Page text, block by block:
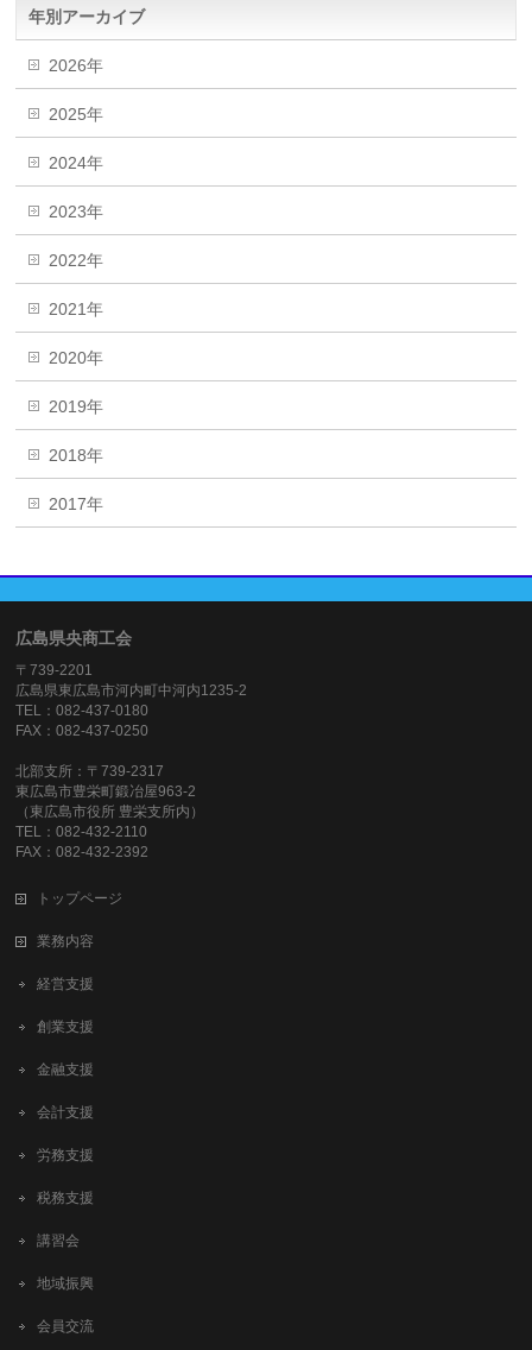
年別アーカイブ
2026年
2025年
2024年
2023年
2022年
2021年
2020年
2019年
2018年
2017年
広島県央商工会
〒739-2201
広島県東広島市河内町中河内1235-2
TEL：082-437-0180
FAX：082-437-0250
北部支所：〒739-2317
東広島市豊栄町鍛冶屋963-2
（東広島市役所 豊栄支所内）
TEL：082-432-2110
FAX：082-432-2392
トップページ
業務内容
経営支援
創業支援
金融支援
会計支援
労務支援
税務支援
講習会
地域振興
会員交流